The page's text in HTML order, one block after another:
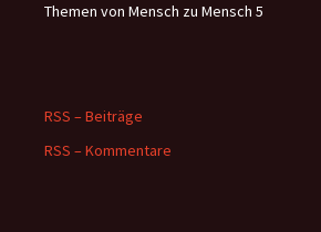
Themen von Mensch zu Mensch 5
RSS – Beiträge
RSS – Kommentare